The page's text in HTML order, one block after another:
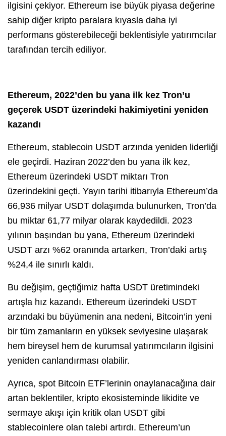
ilgisini çekiyor. Ethereum ise büyük piyasa değerine
sahip diğer kripto paralara kıyasla daha iyi
performans gösterebileceği beklentisiyle yatırımcılar
tarafından tercih ediliyor.
Ethereum, 2022’den bu yana ilk kez Tron’u
geçerek USDT üzerindeki hakimiyetini yeniden
kazandı
Ethereum, stablecoin USDT arzında yeniden liderliği
ele geçirdi. Haziran 2022’den bu yana ilk kez,
Ethereum üzerindeki USDT miktarı Tron
üzerindekini geçti. Yayın tarihi itibarıyla Ethereum’da
66,936 milyar USDT dolaşımda bulunurken, Tron’da
bu miktar 61,77 milyar olarak kaydedildi. 2023
yılının başından bu yana, Ethereum üzerindeki
USDT arzı %62 oranında artarken, Tron’daki artış
%24,4 ile sınırlı kaldı.
Bu değişim, geçtiğimiz hafta USDT üretimindeki
artışla hız kazandı. Ethereum üzerindeki USDT
arzındaki bu büyümenin ana nedeni, Bitcoin’in yeni
bir tüm zamanların en yüksek seviyesine ulaşarak
hem bireysel hem de kurumsal yatırımcıların ilgisini
yeniden canlandırması olabilir.
Ayrıca, spot Bitcoin ETF’lerinin onaylanacağına dair
artan beklentiler, kripto ekosisteminde likidite ve
sermaye akışı için kritik olan USDT gibi
stablecoinlere olan talebi artırdı. Ethereum’un